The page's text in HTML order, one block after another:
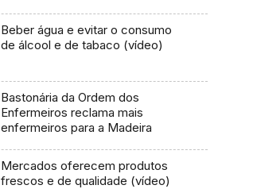
Beber água e evitar o consumo
de álcool e de tabaco (vídeo)
Bastonária da Ordem dos
Enfermeiros reclama mais
enfermeiros para a Madeira
Mercados oferecem produtos
frescos e de qualidade (vídeo)